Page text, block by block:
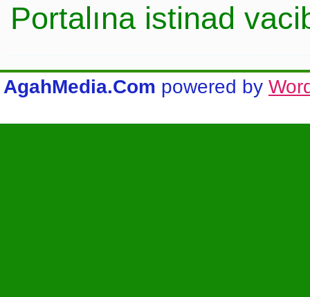
Portalına istinad
AgahMedia.Com powered by